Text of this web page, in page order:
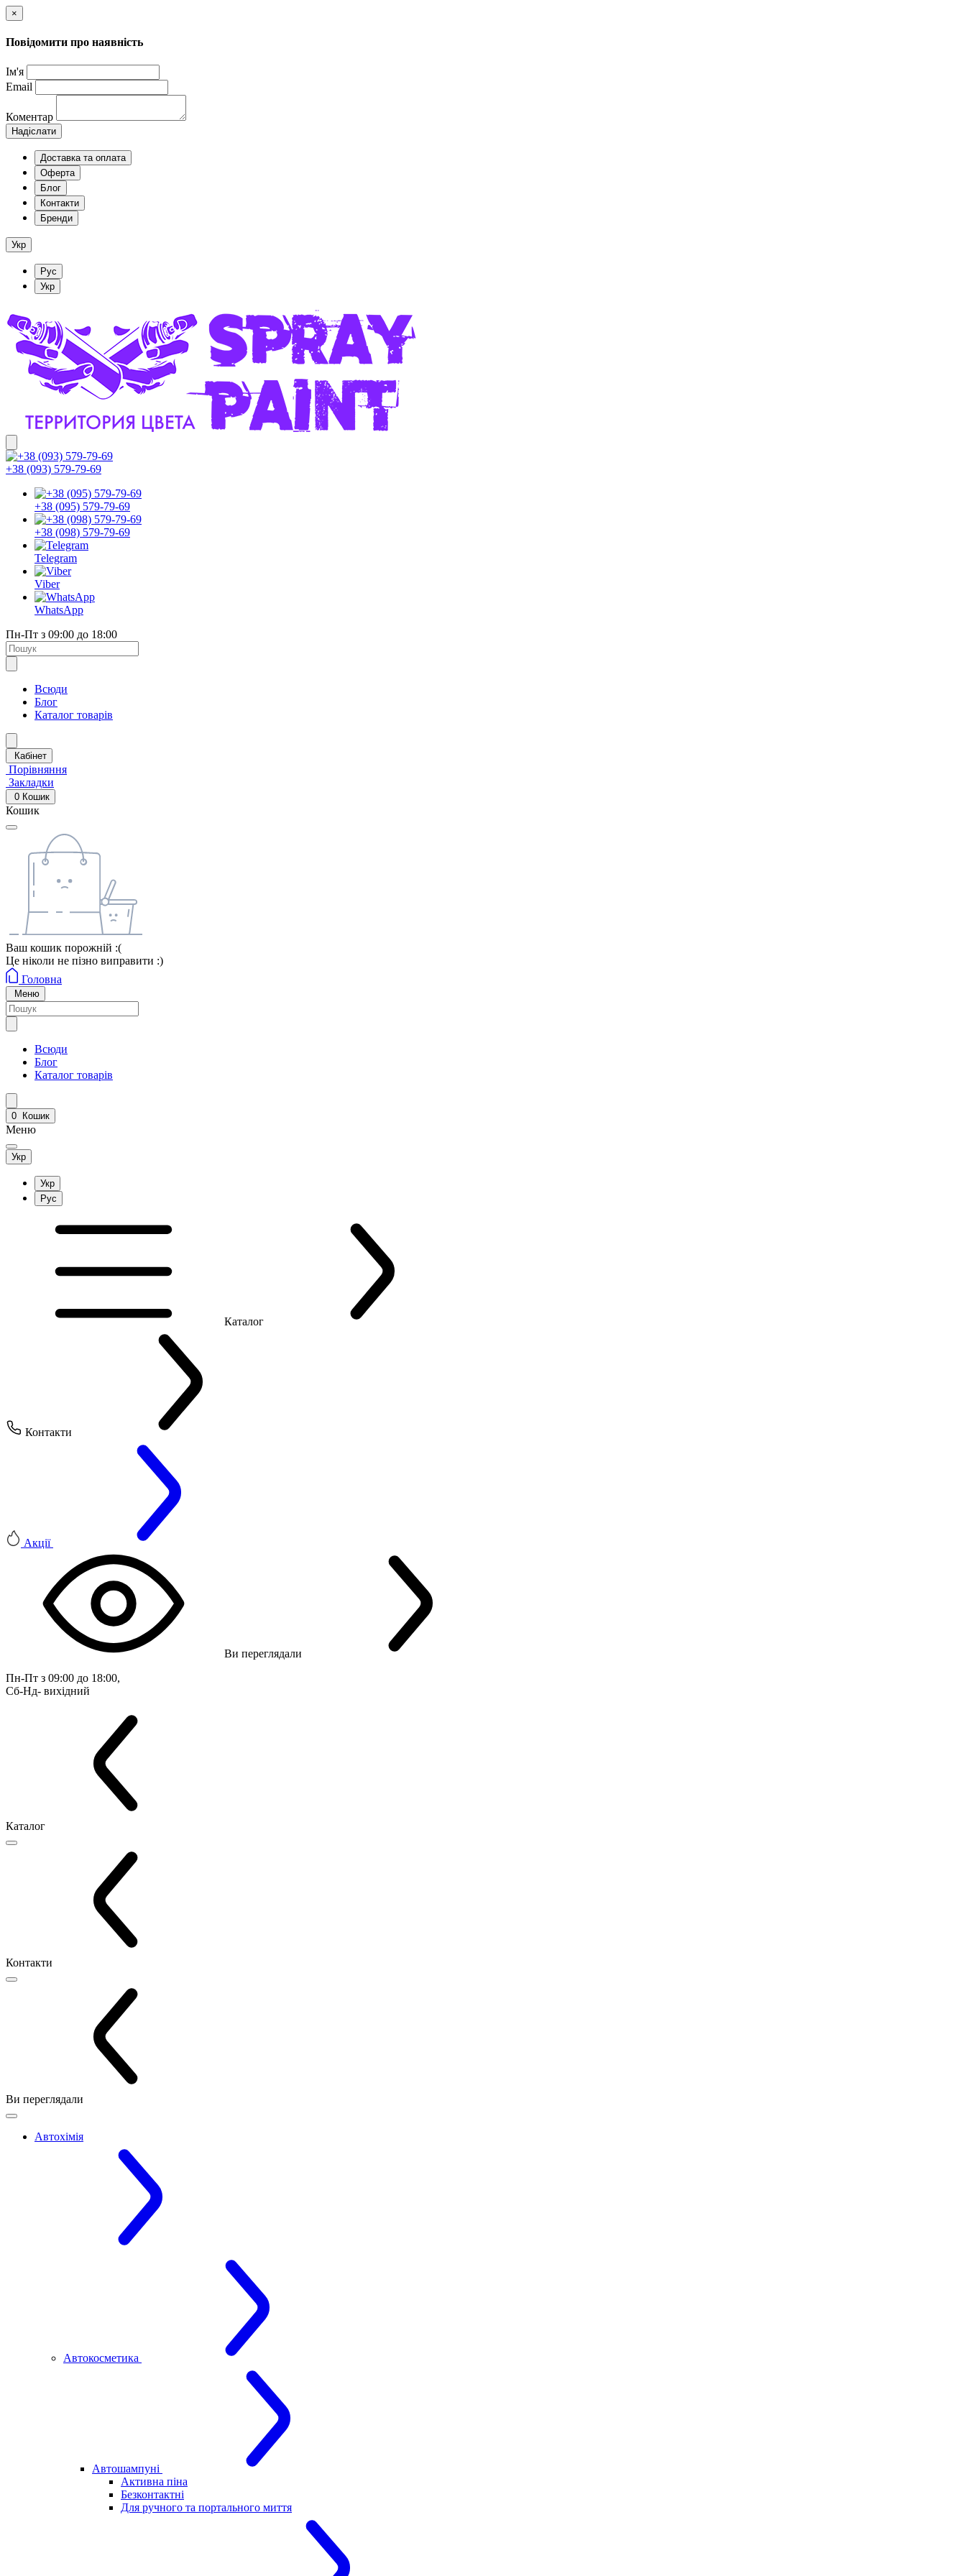
×
Повідомити про наявність
Ім'я
Email
Коментар
Надіслати
Доставка та оплата
Оферта
Блог
Контакти
Бренди
Укр
Рус
Укр
+38 (093) 579-79-69
+38 (095) 579-79-69
+38 (098) 579-79-69
Telegram
Viber
WhatsApp
Пн-Пт з 09:00 до 18:00
Всюди
Блог
Каталог товарів
Кабінет
Порівняння
Закладки
0 Кошик
Кошик
Ваш кошик порожній :(
Це ніколи не пізно виправити :)
Головна
Меню
Всюди
Блог
Каталог товарів
0 Кошик
Меню
Укр
Укр
Рус
Каталог
Контакти
Акції
Ви переглядали
Пн-Пт з 09:00 до 18:00,
Сб-Нд- вихідний
Каталог
Контакти
Ви переглядали
Автохімія
Автокосметика
Автошампуні
Активна піна
Безконтактні
Для ручного та портального миття